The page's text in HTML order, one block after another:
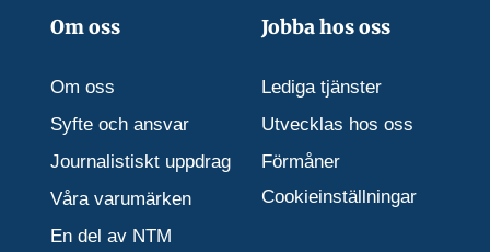
Om oss
Om oss
Syfte och ansvar
Journalistiskt uppdrag
Våra varumärken
En del av NTM
Jobba hos oss
Lediga tjänster
Utvecklas hos oss
Förmåner
Cookieinställningar